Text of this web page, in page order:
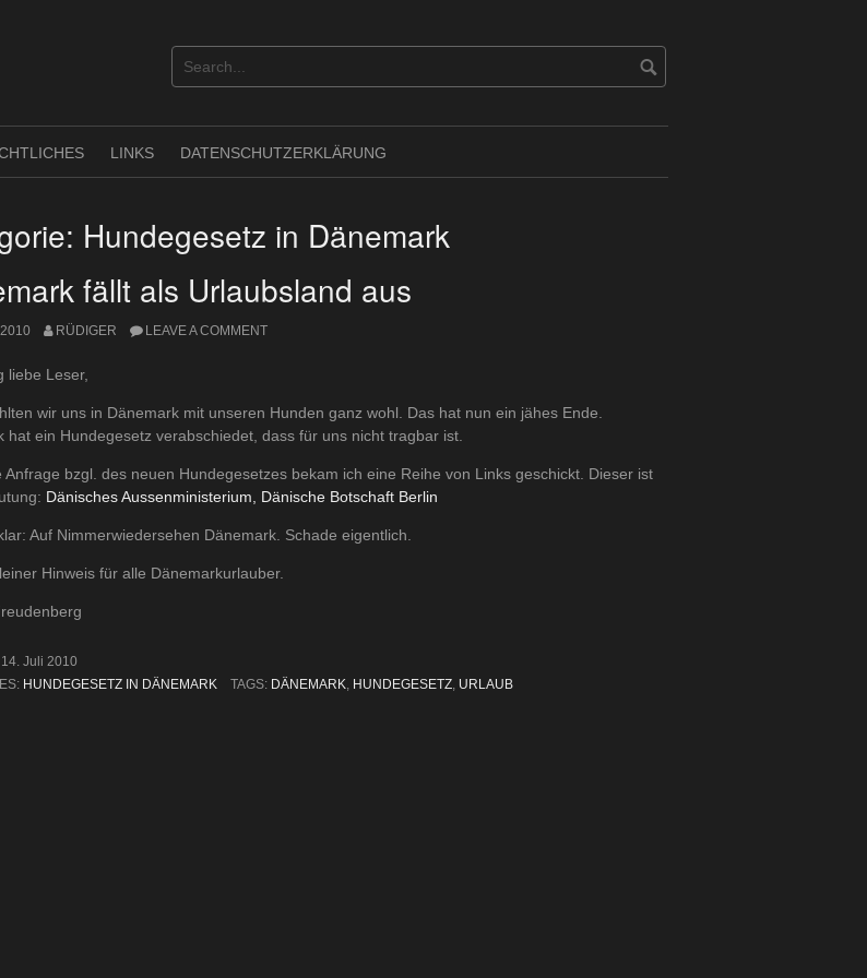
LINKS DATENSCHUTZERKLÄRUNG
Hundegesetz in Dänemark
fällt als Urlaubsland aus
RÜDIGER LEAVE A COMMENT
liebe Leser,
wir uns in Dänemark mit unseren Hunden ganz wohl. Das hat nun ein jähes Ende.
hat ein Hundegesetz verabschiedet, dass für uns nicht tragbar ist.
Anfrage bzgl. des neuen Hundegesetzes bekam ich eine Reihe von Links geschickt. Dieser ist
Dänisches Aussenministerium, Dänische Botschaft Berlin
Auf Nimmerwiedersehen Dänemark. Schade eigentlich.
Hinweis für alle Dänemarkurlauber.
14. Juli 2010
HUNDEGESETZ IN DÄNEMARK TAGS: DÄNEMARK HUNDEGESETZ, URLAUB